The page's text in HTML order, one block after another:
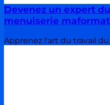
Devenez un expert
menuiserie
Apprenez l'art du travail du